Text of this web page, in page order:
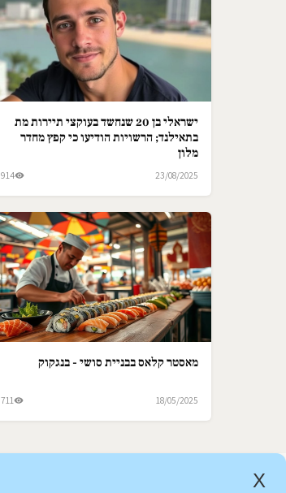
ישראלי בן 20 שנחשד בעוקצי תיירות מת
בתאילנד; הרשויות הודיעו כי קפץ מחדר
מלון
23/08/2025
914
מאסטר קלאס בבניית סושי - בנגקוק
18/05/2025
711
X